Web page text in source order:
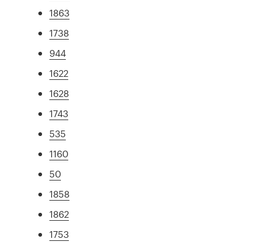
1863
1738
944
1622
1628
1743
535
1160
50
1858
1862
1753